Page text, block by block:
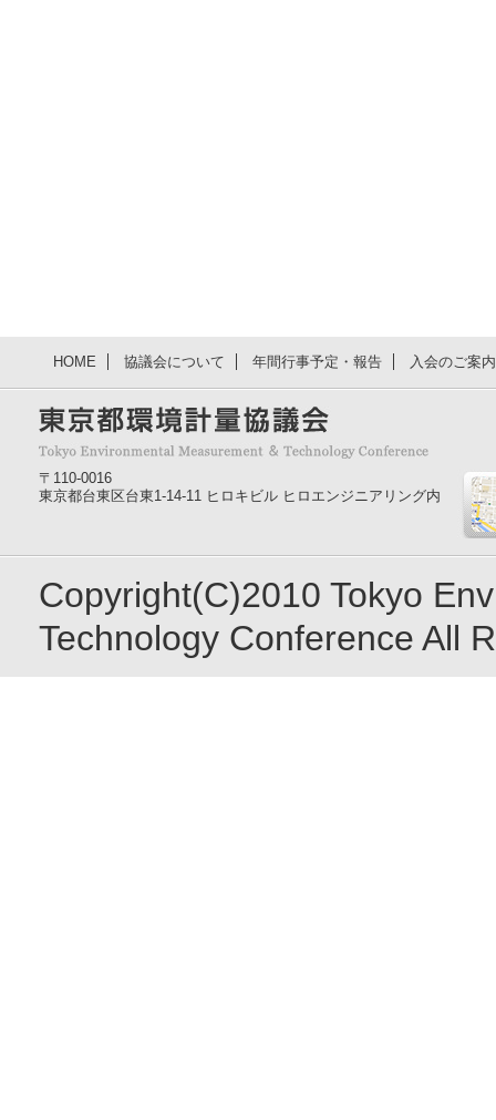
HOME 協議会について 年間行事予定・報告 入会のご案
〒110-0016
東京都台東区台東1-14-11 ヒロキビル ヒロエンジニアリング内
Copyright(C)2010 Tokyo
Technology Conference All